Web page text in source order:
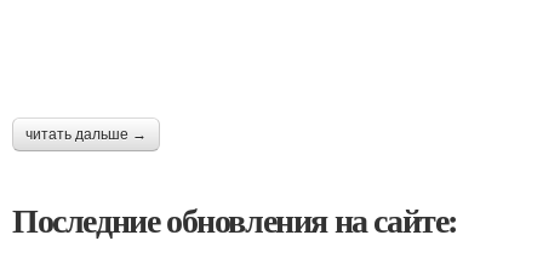
читать дальше →
Последние обновления на сайте: